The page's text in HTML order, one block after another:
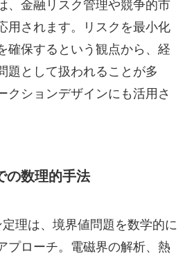
用されます。リスクを最小化
確保するという観点から、経
題として扱われることが多
クションデザインにも活用さ
の数理的手法
理は、境界値問題を数学的に
プローチ。電磁界の解析、熱